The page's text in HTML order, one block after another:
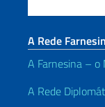
A Rede
A Farnesina – o
A Rede